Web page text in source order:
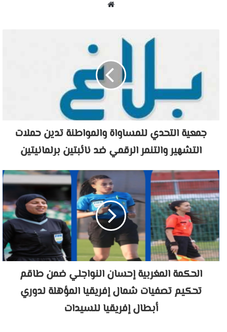
جمعية التحدي للمساواة والمواطنة تدين حملات
التشهير والتنمر الرقمي ضد نائبتين برلمانيتين
الحكمة المغربية إحسان النواجلي ضمن طاقم
تحكيم تصفيات شمال إفريقيا المؤهلة لدوري
أبطال إفريقيا للسيدات